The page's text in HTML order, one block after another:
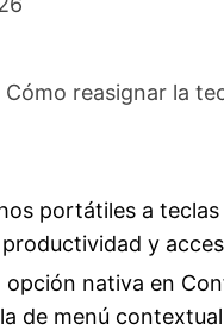
Cómo reasignar la
portátiles a
y
nativa en
de menú